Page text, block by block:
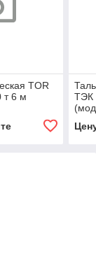
TOR
т 6 м
ТЭК